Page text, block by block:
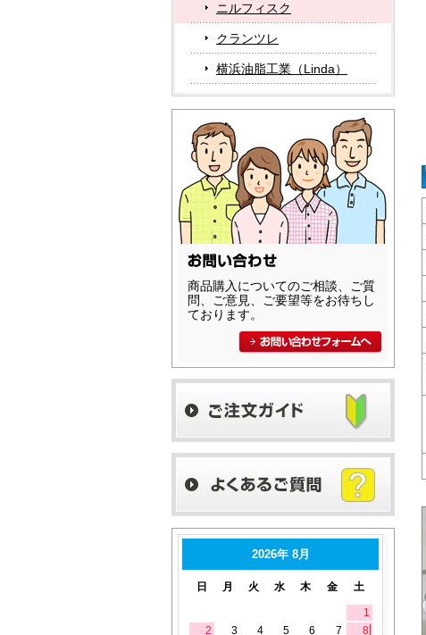
ニルフィスク
クランツレ
横浜油脂工業（Linda）
商品購入についてのご相談、ご質
問、ご意見、ご要望等をお待ちし
ております。